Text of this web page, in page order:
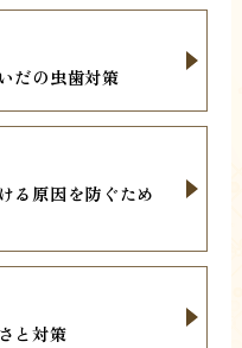
だの虫歯対策
る原因を防ぐため
と対策